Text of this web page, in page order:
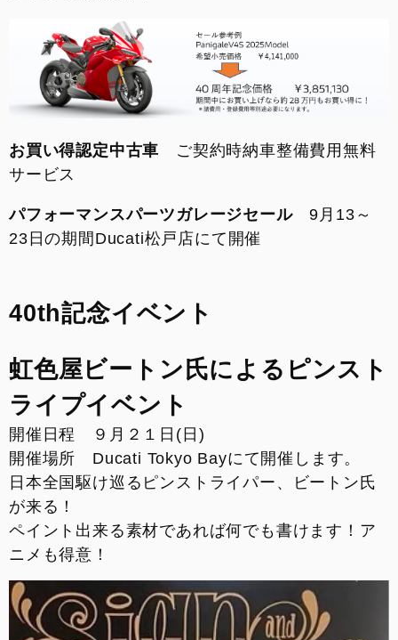
お買い得認定中古車 ご契約時納車整備費用無料
サービス
パフォーマンスパーツガレージセール9月13～
23日の期間Ducati松戸店にて開催
40th記念イベント
虹色屋ビートン氏によるピンスト
ライプイベント
開催日程 ９月２１日(日)
開催場所 Ducati Tokyo Bayにて開催します。
日本全国駆け巡るピンストライパー、ビートン氏
が来る！
ペイント出来る素材であれば何でも書けます！ア
ニメも得意！